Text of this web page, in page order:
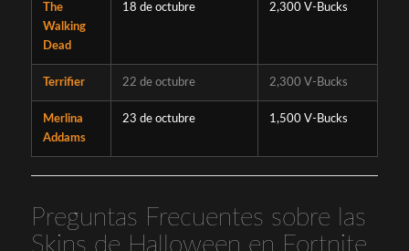
The
Walking
Dead
18 de octubre 2,300 V-Bucks
Terrifier 22 de octubre 2,300 V-Bucks
Merlina
Addams
23 de octubre 1,500 V-Bucks
Preguntas Frecuentes sobre las
Skins de Halloween en Fortnite